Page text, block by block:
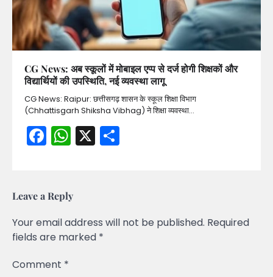
CG News: अब स्कूलों में मोबाइल एप्प से दर्ज होगी शिक्षकों और
विद्यार्थियों की उपस्थिति, नई व्यवस्था लागू
CG News: Raipur: छत्तीसगढ़ शासन के स्कूल शिक्षा विभाग
(Chhattisgarh Shiksha Vibhag) ने शिक्षा व्यवस्था…
Facebook
WhatsApp
X
Leave a Reply
Your email address will not be published. Required
fields are marked *
Comment *